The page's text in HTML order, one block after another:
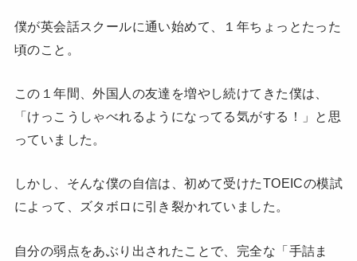
僕が英会話スクールに通い始めて、１年ちょっとたった
頃のこと。
この１年間、外国人の友達を増やし続けてきた僕は、
「けっこうしゃべれるようになってる気がする！」と思
っていました。
しかし、そんな僕の自信は、初めて受けたTOEICの模試
によって、ズタボロに引き裂かれていました。
自分の弱点をあぶり出されたことで、完全な「手詰ま